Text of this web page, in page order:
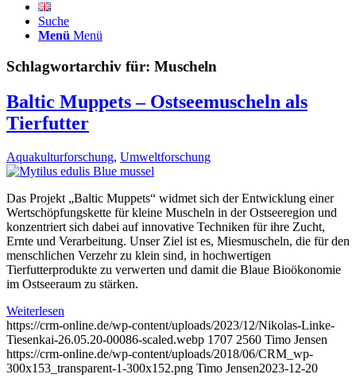
Suche
Menü Menü
Schlagwortarchiv für: Muscheln
Baltic Muppets – Ostseemuscheln als
Tierfutter
Aquakulturforschung, Umweltforschung
Das Projekt „Baltic Muppets“ widmet sich der Entwicklung einer
Wertschöpfungskette für kleine Muscheln in der Ostseeregion und
konzentriert sich dabei auf innovative Techniken für ihre Zucht,
Ernte und Verarbeitung. Unser Ziel ist es, Miesmuscheln, die für den
menschlichen Verzehr zu klein sind, in hochwertigen
Tierfutterprodukte zu verwerten und damit die Blaue Bioökonomie
im Ostseeraum zu stärken.
Weiterlesen
https://crm-online.de/wp-content/uploads/2023/12/Nikolas-Linke-
Tiesenkai-26.05.20-00086-scaled.webp 1707 2560 Timo Jensen
https://crm-online.de/wp-content/uploads/2018/06/CRM_wp-
300x153_transparent-1-300x152.png Timo Jensen2023-12-20